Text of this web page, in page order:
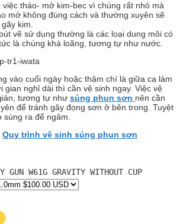
việc tháo- mở kim-bec vì chúng rất nhỏ mà
mở không đúng cách và thường xuyên sẽ
kim.
vẽ sử dụng thường là các loại dung môi có
là chúng khá loãng, tương tự như nước.
vào cuối ngày hoặc thậm chí là giữa ca làm
gian nghỉ dài thì cần vệ sinh ngay. Việc vệ
tương tự như súng phun sơn nên cần
để tránh gây đọng sơn ở bên trong. Tuyệt
súng ra để ngâm.
Quy trình vệ sinh súng phun sơn
GUN W61G GRAVITY WITHOUT CUP